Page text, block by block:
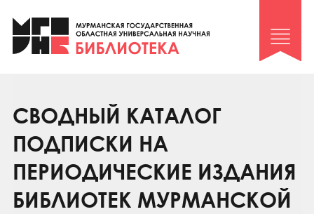
Клуб «Гиря и сельдерей»
Клуб «Семейный архив»
Коллегам
Контакты
СВОДНЫЙ КАТАЛОГ
ПОДПИСКИ НА
ПЕРИОДИЧЕСКИЕ ИЗДАНИЯ
БИБЛИОТЕК МУРМАНСКОЙ